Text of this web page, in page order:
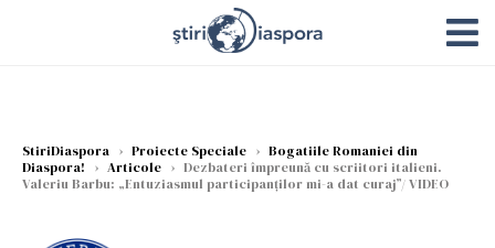
StiriDiaspora › Proiecte Speciale › Bogatiile Romaniei din
Diaspora!
› Articole › Dezbateri împreună cu scriitori italieni.
Valeriu Barbu: „Entuziasmul participanților mi-a dat curaj”/ VIDEO